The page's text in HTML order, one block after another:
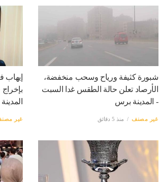
شبورة كثيفة ورياح وسحب منخفضة،
الأرصاد تعلن حالة الطقس غدا السبت
- المدينة برس
غير مصنف منذ 5 دقائق غير